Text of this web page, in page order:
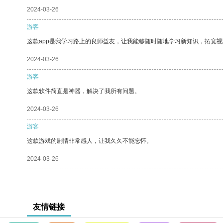
2024-03-26
游客
这款app是我学习路上的良师益友，让我能够随时随地学习新知识，拓宽
2024-03-26
游客
这款软件简直是神器，解决了我所有问题。
2024-03-26
游客
这款游戏的剧情非常感人，让我久久不能忘怀。
2024-03-26
友情链接